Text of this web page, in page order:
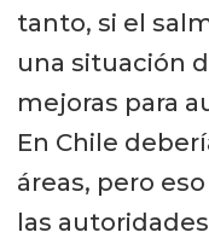
tanto, si el
una situación
mejoras para
En Chile
áreas, pero
las